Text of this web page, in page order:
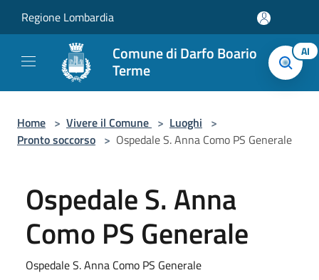
Regione Lombardia
Comune di Darfo Boario
Terme
AI
Home > Vivere il Comune > Luoghi >
Pronto soccorso > Ospedale S. Anna Como PS Generale
Ospedale S. Anna
Como PS Generale
Ospedale S. Anna Como PS Generale